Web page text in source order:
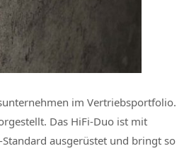
im Vertriebsportfolio.
Das HiFi-Duo ist mit
ausgerüstet und bringt so